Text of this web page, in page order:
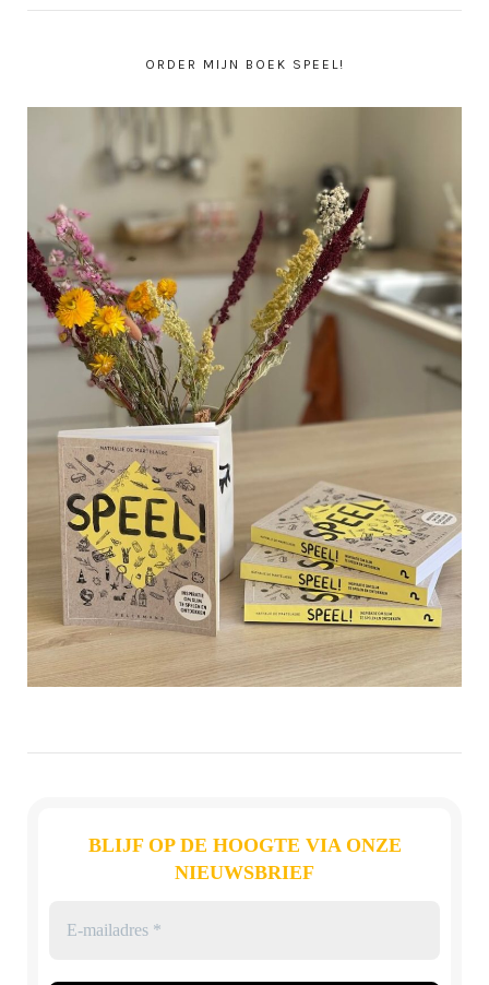
ORDER MIJN BOEK SPEEL!
BLIJF OP DE HOOGTE VIA ONZE
NIEUWSBRIEF